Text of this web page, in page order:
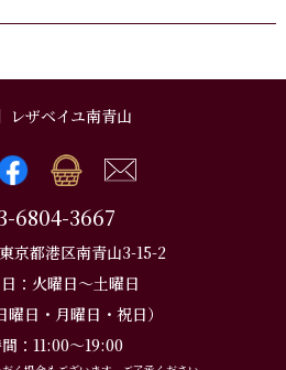
レザベイユ南青山
6804-3667
京都港区南青山3-15-2
：火曜日～土曜日
曜日・月曜日・祝日）
：11:00～19:00